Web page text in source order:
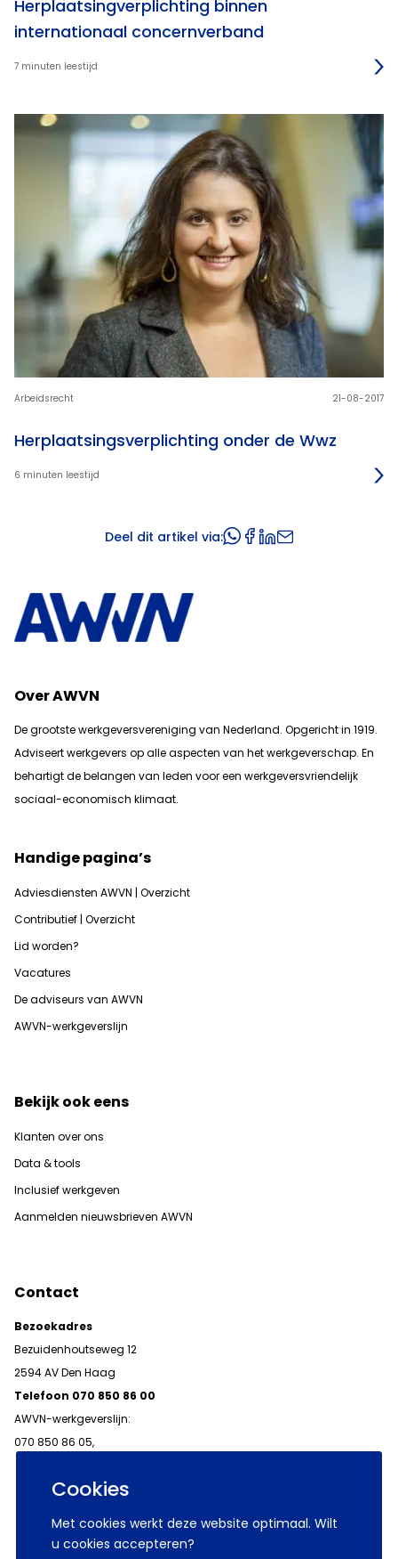
Cookies
Met cookies werkt deze website optimaal. Wilt
u cookies accepteren?
Herplaatsingverplichting binnen
internationaal concernverband
7 minuten leestijd
Herplaatsingsverplichting onder de Wwz
Arbeidsrecht 21-08-2017
6 minuten leestijd
Deel dit artikel via:
Over AWVN
De grootste werkgeversvereniging van Nederland. Opgericht in 1919.
Adviseert werkgevers op alle aspecten van het werkgeverschap. En
behartigt de belangen van leden voor een werkgeversvriendelijk
sociaal-economisch klimaat.
Handige pagina’s
Adviesdiensten AWVN | Overzicht
Contributief | Overzicht
Lid worden?
Vacatures
De adviseurs van AWVN
AWVN-werkgeverslijn
Bekijk ook eens
Klanten over ons
Data & tools
Inclusief werkgeven
Aanmelden nieuwsbrieven AWVN
Contact
Bezoekadres
Bezuidenhoutseweg 12
2594 AV Den Haag
Telefoon 070 850 86 00
AWVN-werkgeverslijn:
070 850 86 05,
© 2026 AWVN